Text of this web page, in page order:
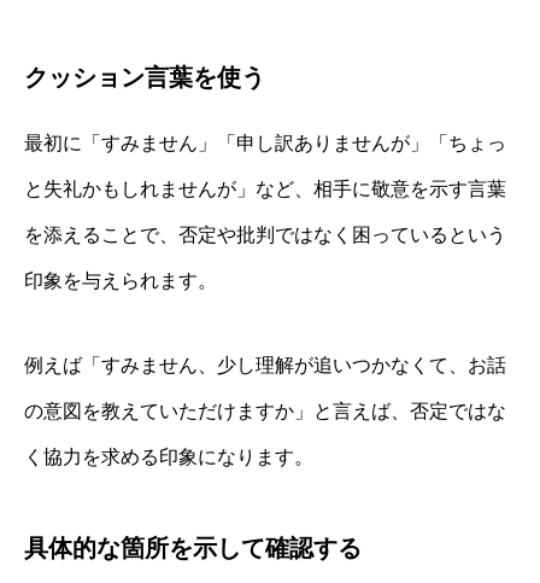
クッション言葉を使う
最初に「すみません」「申し訳ありませんが」「ちょっ
と失礼かもしれませんが」など、相手に敬意を示す言葉
を添えることで、否定や批判ではなく困っているという
印象を与えられます。
例えば「すみません、少し理解が追いつかなくて、お話
の意図を教えていただけますか」と言えば、否定ではな
く協力を求める印象になります。
具体的な箇所を示して確認する